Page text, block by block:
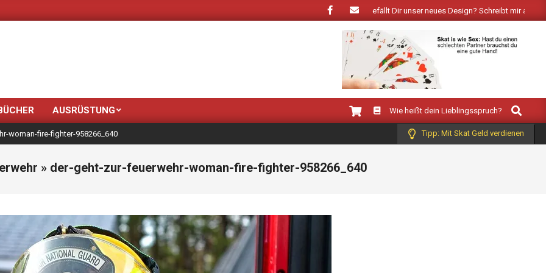
Neue Farben bringt der Frühling: Wie gefällt Dir unser neues Design? Schreibt mir auf
AUSRÜSTUNG Wie heißt dein Lieblingsspruch?
Search
woman-fire-fighter-958266_640 Tipp: Mit Skat Geld verdienen
» der-geht-zur-feuerwehr-woman-fire-fighter-958266_640